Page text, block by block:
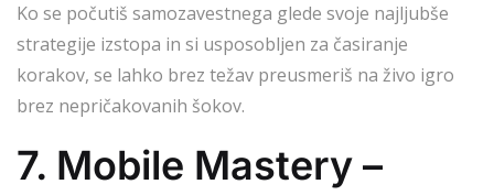
Ko se počutiš samozavestnega glede svoje najljubše
strategije izstopa in si usposobljen za časiranje
korakov, se lahko brez težav preusmeriš na živo igro
brez nepričakovanih šokov.
7. Mobile Mastery –